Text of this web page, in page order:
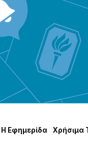
Η Εφημερίδα Χρήσɩμα